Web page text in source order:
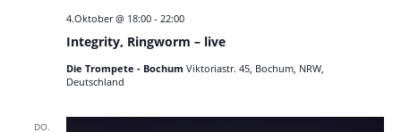
Integrity, Ringworm – live
4.Oktober @ 18:00- 22:00
Die Trompete - Bochum Viktoriastr. 45, Bochum, NRW,
Deutschland
DO.